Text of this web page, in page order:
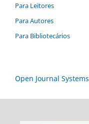
Para Leitores
Para Autores
Para Bibliotecários
Open Journal Systems